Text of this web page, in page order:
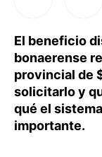
El beneficio
bonaerense
provincial de
solicitarlo y
qué el
importante.